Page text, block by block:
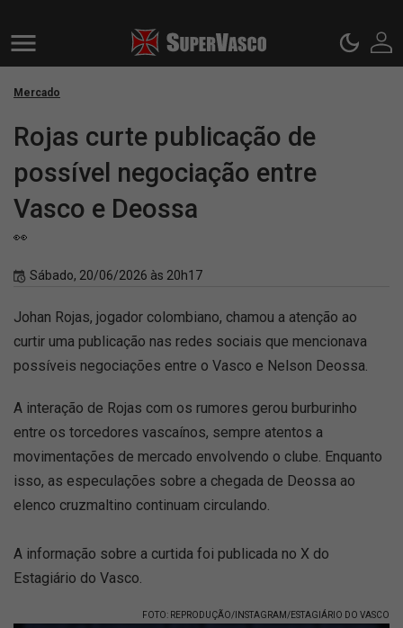
Mercado
Rojas curte publicação de
possível negociação entre
Vasco e Deossa
👀
Sábado, 20/06/2026 às 20h17
Johan Rojas, jogador colombiano, chamou a atenção ao
curtir uma publicação nas redes sociais que mencionava
possíveis negociações entre o Vasco e Nelson Deossa.
A interação de Rojas com os rumores gerou burburinho
entre os torcedores vascaínos, sempre atentos a
movimentações de mercado envolvendo o clube. Enquanto
isso, as especulações sobre a chegada de Deossa ao
elenco cruzmaltino continuam circulando.
A informação sobre a curtida foi publicada no X do
Estagiário do Vasco.
FOTO: REPRODUÇÃO/INSTAGRAM/ESTAGIÁRIO DO VASCO